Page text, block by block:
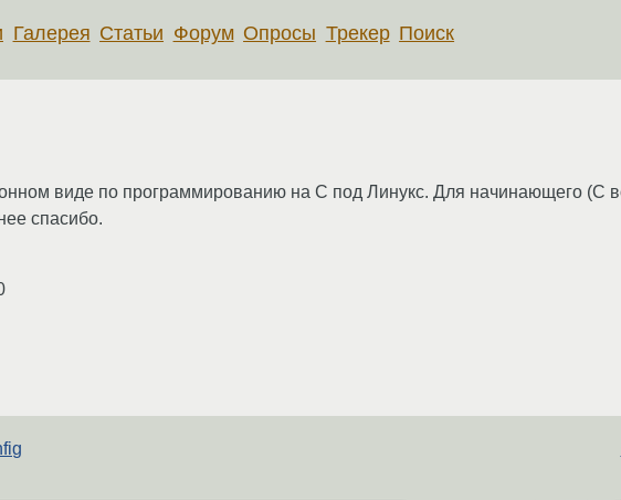
Галерея Статьи Форум Опросы Трекер Поиск
виде по программированию на C под Линукс. Для начинающего (C
спасибо.